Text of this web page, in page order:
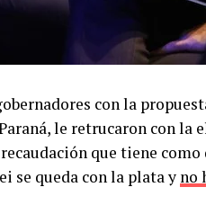
con la
le retrucaron con
que tiene
se queda con la plata y no